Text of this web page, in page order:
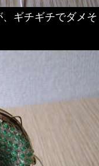
ギチギチでダメそ